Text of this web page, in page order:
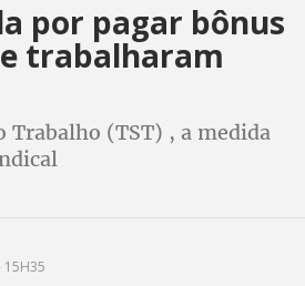
por pagar bônus
trabalharam
Trabalho (TST) , a medida
15H35